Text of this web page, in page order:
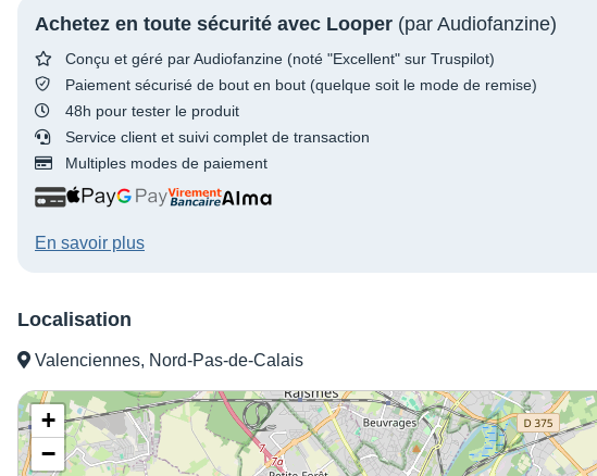
Achetez en toute sécurité avec Looper (par Audiofanzine)
Conçu et géré par Audiofanzine (noté "Excellent" sur Truspilot)
Paiement sécurisé de bout en bout (quelque soit le mode de remise)
48h pour tester le produit
Service client et suivi complet de transaction
Multiples modes de paiement
En savoir plus
Localisation
Valenciennes, Nord-Pas-de-Calais
+
−